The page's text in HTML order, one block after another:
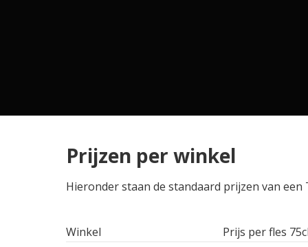
Prijzen per winkel
Hieronder staan de standaard prijzen van
Winkel
Prijs per fles